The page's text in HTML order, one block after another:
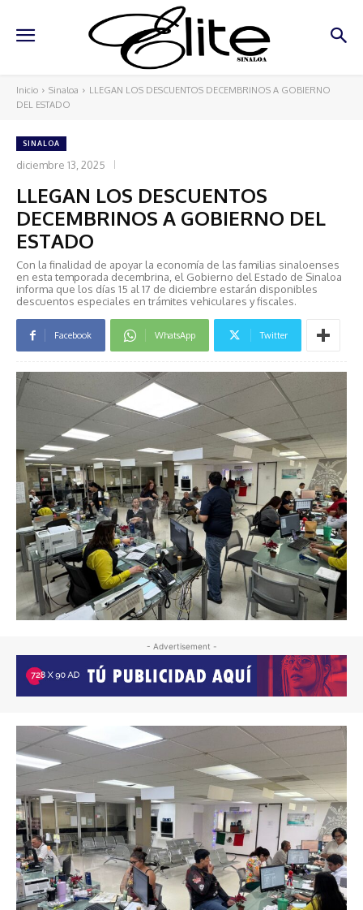
Inicio Sinaloa
LLEGAN LOS DESCUENTOS DECEMBRINOS A GOBIERNO
DEL ESTADO
SINALOA
diciembre 13, 2025
LLEGAN LOS DESCUENTOS
DECEMBRINOS A GOBIERNO DEL
ESTADO
Con la finalidad de apoyar la economía de las familias sinaloenses
en esta temporada decembrina, el Gobierno del Estado de Sinaloa
informa que los días 15 al 17 de diciembre estarán disponibles
descuentos especiales en trámites vehiculares y fiscales.
Facebook WhatsApp Twitter
- Advertisement -